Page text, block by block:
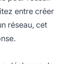
entre créer
réseau, cet